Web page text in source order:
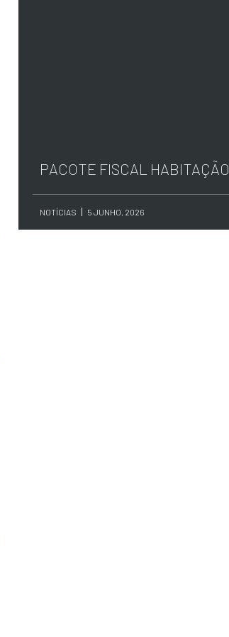
PACOTE FISCAL HABITAÇÃO
NOTÍCIAS 5 JUNHO, 2026